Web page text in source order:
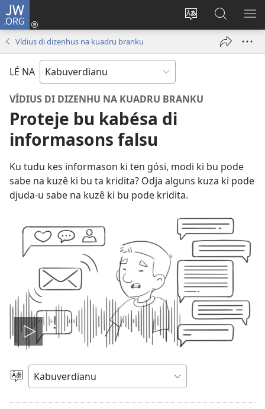
JW.ORG
Troka
Entra
(abri
Faze
piskiza
na
Vídius di dizenhus na kuadru branku
LÉ NA
VÍDIUS DI DIZENHU NA KUADRU BRANKU
Proteje bu kabésa di
informasons falsu
Ku tudu kes informason ki ten gósi, modi ki bu pode
sabe na kuzê ki bu ta kridita? Odja alguns kuza ki pode
djuda-u sabe na kuzê ki bu pode kridita.
Odja
vídiu
Skodje
Língua